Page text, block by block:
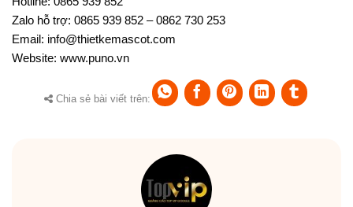
Zalo hỗ trợ: 0865 939 852 – 0862 730 253
Email: info@thietkemascot.com
Website: www.puno.vn
Chia sẻ bài viết trên: